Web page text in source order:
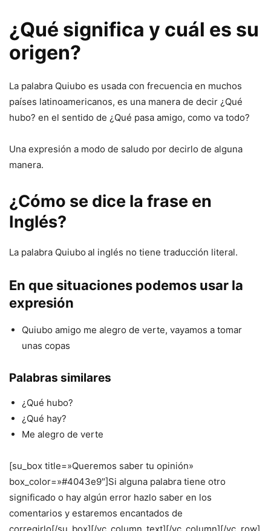
¿Qué significa y cuál es su
origen?
La palabra Quiubo es usada con frecuencia en muchos
países latinoamericanos, es una manera de decir ¿Qué
hubo? en el sentido de ¿Qué pasa amigo, como va todo?
Una expresión a modo de saludo por decirlo de alguna
manera.
¿Cómo se dice la frase en
Inglés?
La palabra Quiubo al inglés no tiene traducción literal.
En que situaciones podemos usar la
expresión
Quiubo amigo me alegro de verte, vayamos a tomar
unas copas
Palabras similares
¿Qué hubo?
¿Qué hay?
Me alegro de verte
[su_box title=»Queremos saber tu opinión»
box_color=»#4043e9″]Si alguna palabra tiene otro
significado o hay algún error hazlo saber en los
comentarios y estaremos encantados de